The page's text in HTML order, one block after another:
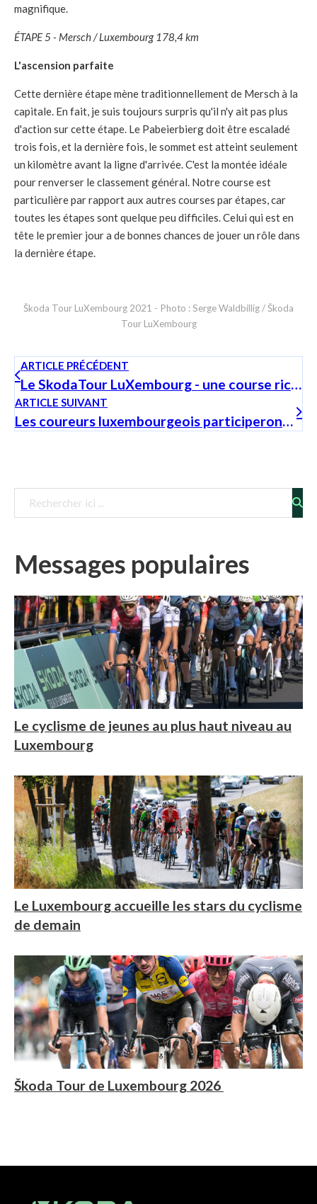
magnifique.
ÉTAPE 5 - Mersch / Luxembourg 178,4 km
L'ascension parfaite
Cette dernière étape mène traditionnellement de Mersch à la
capitale. En fait, je suis toujours surpris qu'il n'y ait pas plus
d'action sur cette étape. Le Pabeierbierg doit être escaladé
trois fois, et la dernière fois, le sommet est atteint seulement
un kilomètre avant la ligne d'arrivée. C'est la montée idéale
pour renverser le classement général. Notre course est
particulière par rapport aux autres courses par étapes, car
toutes les étapes sont quelque peu difficiles. Celui qui est en
tête le premier jour a de bonnes chances de jouer un rôle dans
la dernière étape.
Škoda Tour LuXembourg 2021 - Photo : Serge Waldbillig / Škoda
Tour LuXembourg
ARTICLE PRÉCÉDENT
Le SkodaTour LuXembourg - une course riche en histoire
ARTICLE SUIVANT
Les coureurs luxembourgeois participeront au Škoda Tour LuXembourg
Télécharger le fichier
Messages populaires
Le cyclisme de jeunes au plus haut niveau au
Luxembourg
Le Luxembourg accueille les stars du cyclisme
de demain
Škoda Tour de Luxembourg 2026